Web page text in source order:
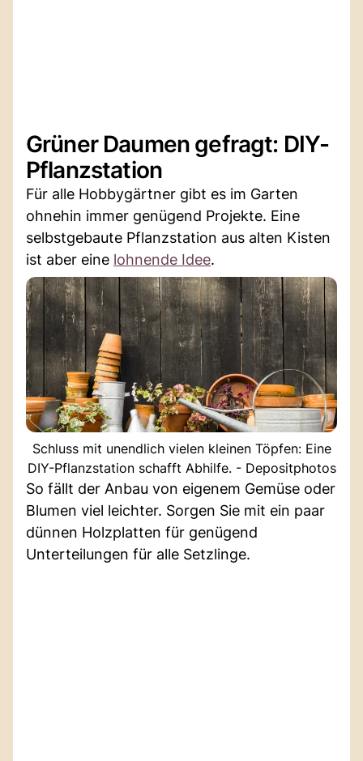
Grüner Daumen gefragt: DIY-
Pflanzstation
Für alle Hobbygärtner gibt es im Garten
ohnehin immer genügend Projekte. Eine
selbstgebaute Pflanzstation aus alten Kisten
ist aber eine lohnende Idee.
Schluss mit unendlich vielen kleinen Töpfen: Eine
DIY-Pflanzstation schafft Abhilfe. - Depositphotos
So fällt der Anbau von eigenem Gemüse oder
Blumen viel leichter. Sorgen Sie mit ein paar
dünnen Holzplatten für genügend
Unterteilungen für alle Setzlinge.